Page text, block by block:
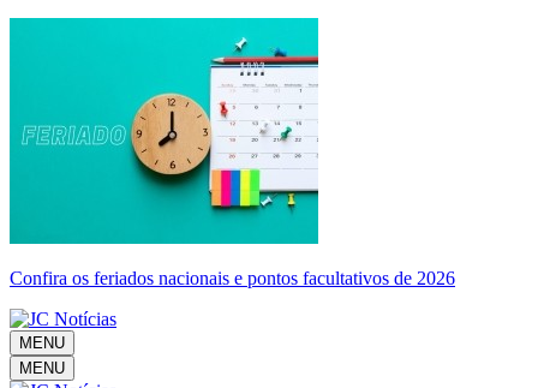
Confira os feriados nacionais e pontos facultativos de 2026
MENU
MENU